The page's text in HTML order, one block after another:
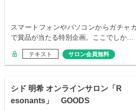
スマートフォンやパソコンからガチャ
で賞品が当たる特別企画。ここでしか…
テキスト サロン会員無料
シド 明希 オンラインサロン「R
esonants」 GOODS